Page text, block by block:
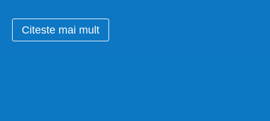
Citeste mai mult